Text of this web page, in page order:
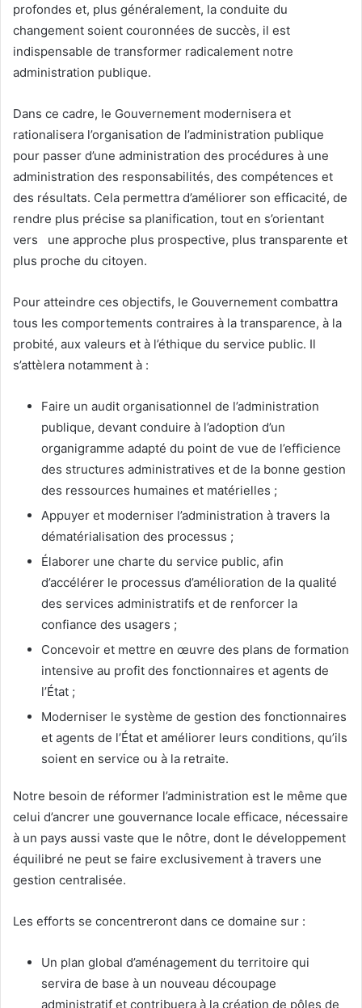
profondes et, plus généralement, la conduite du
changement soient couronnées de succès, il est
indispensable de transformer radicalement notre
administration publique.
Dans ce cadre, le Gouvernement modernisera et
rationalisera l’organisation de l’administration publique
pour passer d’une administration des procédures à une
administration des responsabilités, des compétences et
des résultats. Cela permettra d’améliorer son efficacité, de
rendre plus précise sa planification, tout en s’orientant
vers une approche plus prospective, plus transparente et
plus proche du citoyen.
Pour atteindre ces objectifs, le Gouvernement combattra
tous les comportements contraires à la transparence, à la
probité, aux valeurs et à l’éthique du service public. Il
s’attèlera notamment à :
Faire un audit organisationnel de l’administration
publique, devant conduire à l’adoption d’un
organigramme adapté du point de vue de l’efficience
des structures administratives et de la bonne gestion
des ressources humaines et matérielles ;
Appuyer et moderniser l’administration à travers la
dématérialisation des processus ;
Élaborer une charte du service public, afin
d’accélérer le processus d’amélioration de la qualité
des services administratifs et de renforcer la
confiance des usagers ;
Concevoir et mettre en œuvre des plans de formation
intensive au profit des fonctionnaires et agents de
l’État ;
Moderniser le système de gestion des fonctionnaires
et agents de l’État et améliorer leurs conditions, qu’ils
soient en service ou à la retraite.
Notre besoin de réformer l’administration est le même que
celui d’ancrer une gouvernance locale efficace, nécessaire
à un pays aussi vaste que le nôtre, dont le développement
équilibré ne peut se faire exclusivement à travers une
gestion centralisée.
Les efforts se concentreront dans ce domaine sur :
Un plan global d’aménagement du territoire qui
servira de base à un nouveau découpage
administratif et contribuera à la création de pôles de